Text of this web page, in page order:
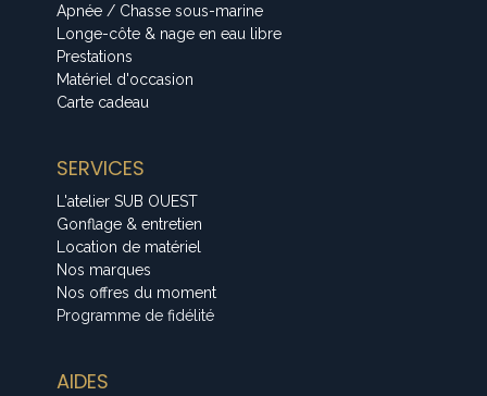
Apnée / Chasse sous-marine
Longe-côte & nage en eau libre
Prestations
Matériel d'occasion
Carte cadeau
SERVICES
L'atelier SUB OUEST
Gonflage & entretien
Location de matériel
Nos marques
Nos offres du moment
Programme de fidélité
AIDES